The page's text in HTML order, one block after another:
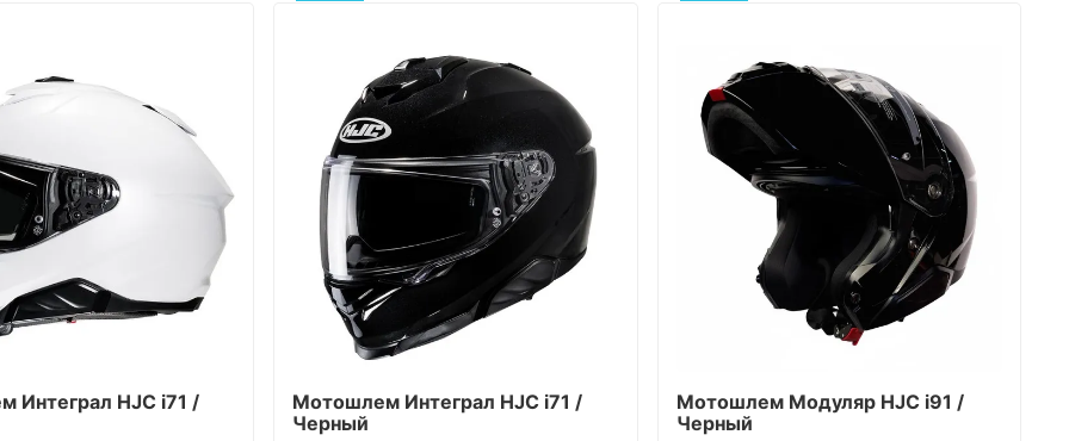
Интеграл HJC i71 /
Мотошлем Интеграл HJC i71 /
Черный
Мотошлем Модуляр HJC i91 /
Черный